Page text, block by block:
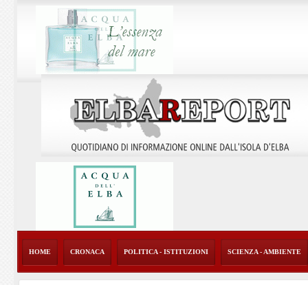
HOME CRONACA POLITICA - ISTITUZIONI SCIENZA - AMBIENTE